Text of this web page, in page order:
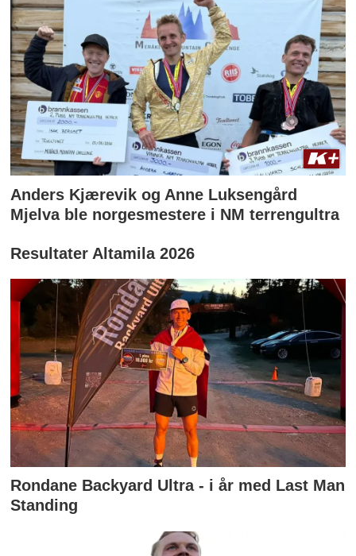
Anders Kjærevik og Anne Luksengård
Mjelva ble norgesmestere i NM terrengultra
Resultater Altamila 2026
Rondane Backyard Ultra - i år med Last Man
Standing